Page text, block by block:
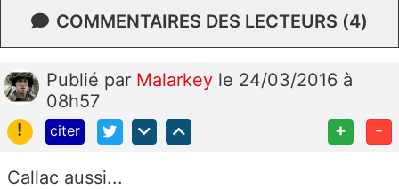
COMMENTAIRES DES LECTEURS (4)
Publié par Malarkey le 24/03/2016 à
08h57
!
citer + -
Callac aussi...